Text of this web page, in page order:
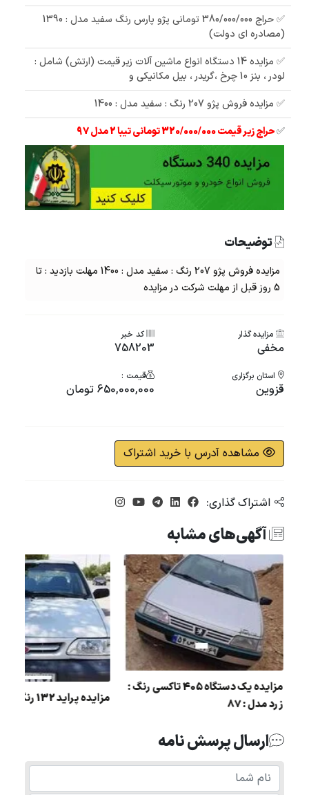
✅ حراج 380/000/000 تومانی پژو پارس رنگ سفید مدل : 1390
(مصادره ای دولت)
✅ مزایده 14 دستگاه انواع ماشین آلات زیر قیمت (ارتش) شامل :
لودر ، بنز 10 چرخ ،گریدر ، بیل مکانیکی و
✅ مزایده فروش پژو 207 رنگ : سفید مدل : 1400
✅حراج زیر قیمت 320/000/000 تومانی تیبا 2 مدل 97
توضیحات
مزایده فروش پژو 207 رنگ : سفید مدل : 1400 مهلت بازدید : تا
5 روز قبل از مهلت شرکت در مزایده
مزایده گذار
مخفی
کد خبر
758203
استان برگزاری
قزوین
قیمت :
650,000,000 تومان
مشاهده آدرس با خرید اشتراک
اشتراک گذاری:
آگهی‌های مشابه
مزایده پراید 132 رنگ : کرم مدل : 88
مزایده یک دستگاه 405 تاکسی رنگ :
زرد مدل : 87
ارسال پرسش نامه